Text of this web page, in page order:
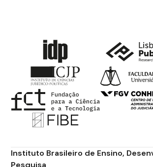
Instituto Brasileiro de Ensino,
Pesquisa